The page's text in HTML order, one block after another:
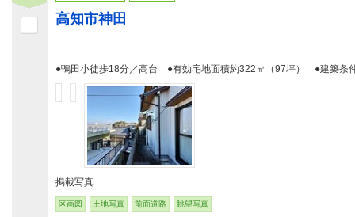
高知市神田
●鴨田小徒歩18分／高台 ●有効宅地面積約322㎡（97坪） ●建築条
掲載写真
区画図 土地写真 前面道路 眺望写真